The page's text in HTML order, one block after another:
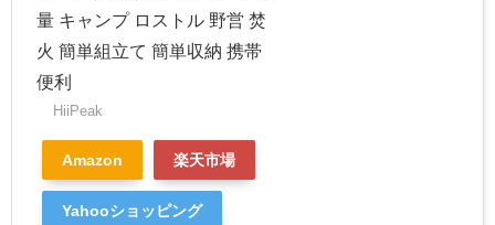
量 キャンプ ロストル 野営 焚
火 簡単組立て 簡単収納 携帯
便利
HiiPeak
Amazon 楽天市場
Yahooショッピング